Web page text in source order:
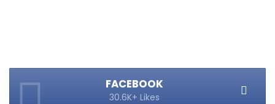
FACEBOOK
30.6K+ Likes